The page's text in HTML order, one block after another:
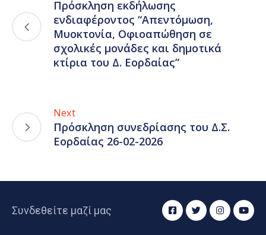
Πρόσκληση εκδήλωσης
ενδιαφέροντος “Απεντόμωση,
Μυοκτονία, Οφιοαπώθηση σε
σχολικές μονάδες και δημοτικά
κτίρια του Δ. Εορδαίας”
Next
Πρόσκληση συνεδρίασης του Δ.Σ.
Εορδαίας 26-02-2026
Συνδεθείτε μαζί μας